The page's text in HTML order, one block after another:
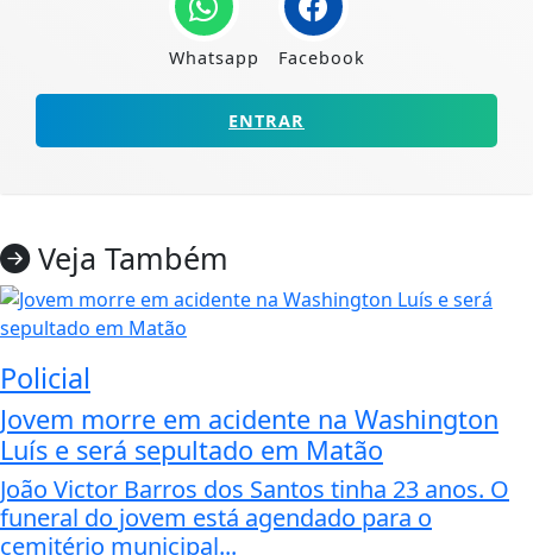
Whatsapp Facebook
ENTRAR
Veja Também
Policial
Jovem morre em acidente na Washington
Luís e será sepultado em Matão
João Victor Barros dos Santos tinha 23 anos. O
funeral do jovem está agendado para o
cemitério municipal...